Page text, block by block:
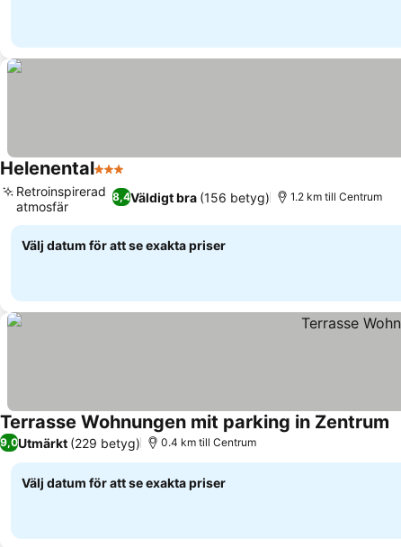
Helenental3 Stjärnor
8,4Väldigt bra (156 betyg)
Retroinspirerad
atmosfär
1.2 km till Centrum
Välj datum för att se exakta priser
Terrasse Wohnungen mit parking in Zentrum
9,0Utmärkt (229 betyg) 0.4 km till Centrum
Välj datum för att se exakta priser